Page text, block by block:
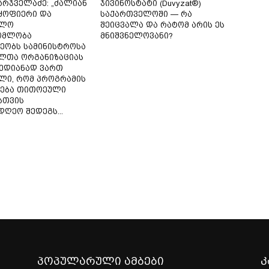
„ძალიან
და
სამინისტროსა
ორგანიზაციას
ვართ
რომ პროგრამის
თითოეული
შედეგს...
ჯივინოსტატი (Duvyzat®)
საქართველოში — რა
შეიცვალა და რატომ არის ეს
მნიშვნელოვანი?
პოპულარული ამბები